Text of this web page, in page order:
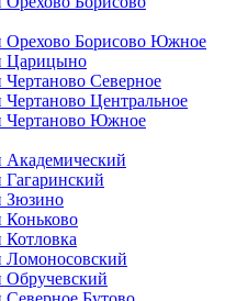
Орехово Борисово Южное
Царицыно
Чертаново Северное
Чертаново Центральное
Чертаново Южное
Академический
Гагаринский
Зюзино
Коньково
Котловка
Ломоносовский
Обручевский